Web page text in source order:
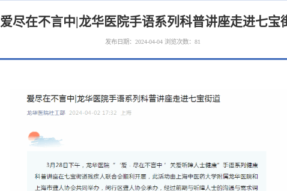
爱尽在不言中|龙华医院手语系列科普讲座走进七宝
发布日期：2024-04-04 浏览次数： 81